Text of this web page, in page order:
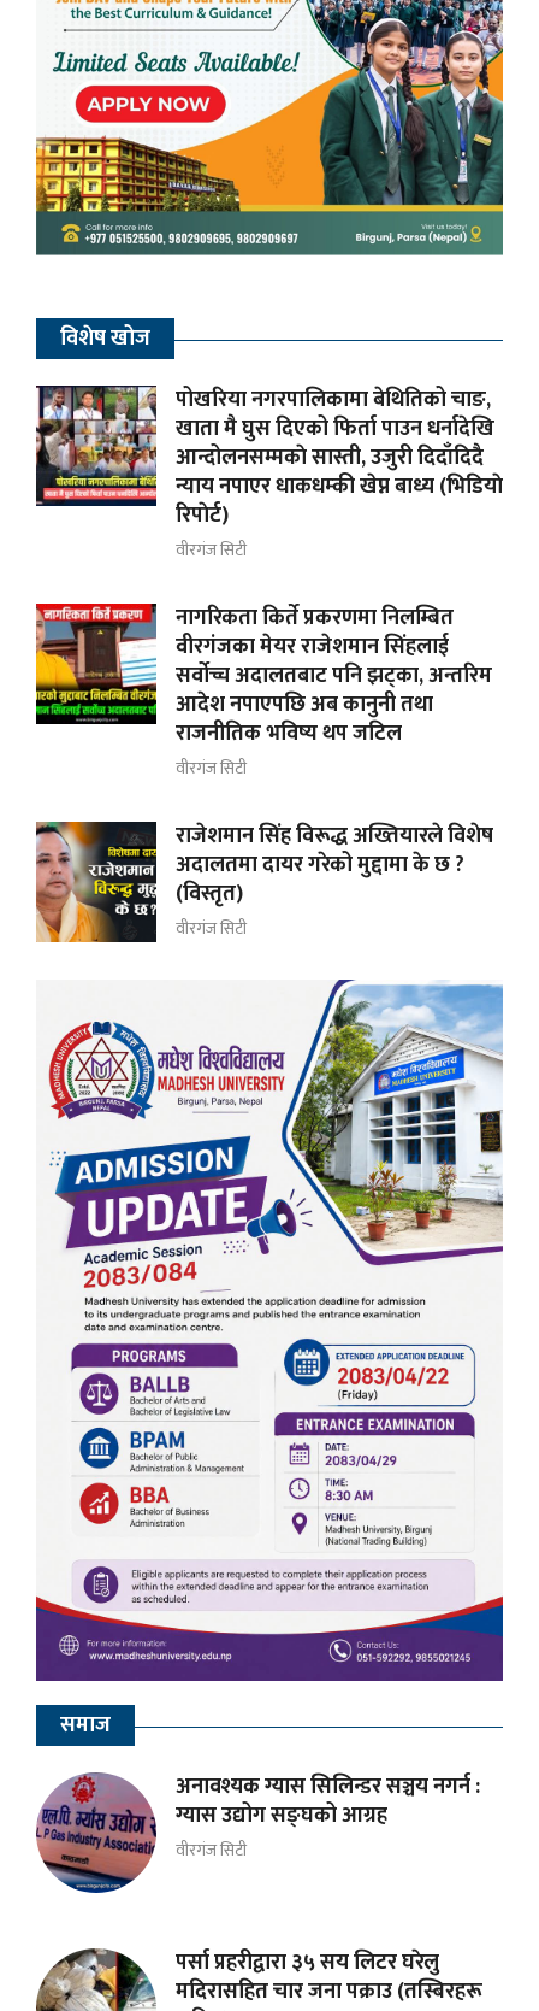
विशेष खोज
पोखरिया नगरपालिकामा बेथितिको चाङ,
खाता मै घुस दिएको फिर्ता पाउन धर्नादेखि
आन्दोलनसम्मकाे सास्ती, उजुरी दिदाँदिदै
न्याय नपाएर धाकधम्की खेप्न बाध्य (भिडियाे
रिपाेर्ट)
वीरगंज सिटी
नागरिकता किर्ते प्रकरणमा निलम्बित
वीरगंजका मेयर राजेशमान सिंहलाई
सर्वोच्च अदालतबाट पनि झट्का, अन्तरिम
आदेश नपाएपछि अब कानुनी तथा
राजनीतिक भविष्य थप जटिल
वीरगंज सिटी
राजेशमान सिंह विरूद्ध अख्तियारले विशेष
अदालतमा दायर गरेको मुद्दामा के छ ?
(विस्तृत)
वीरगंज सिटी
समाज
अनावश्यक ग्यास सिलिन्डर सञ्चय नगर्न :
ग्यास उद्योग सङ्घको आग्रह
वीरगंज सिटी
पर्सा प्रहरीद्वारा ३५ सय लिटर घरेलु
मदिरासहित चार जना पक्राउ (तस्बिरहरू